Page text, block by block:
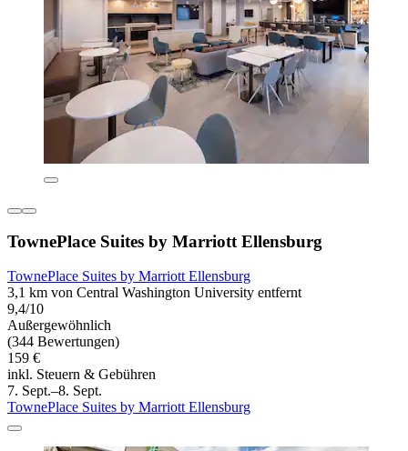
TownePlace Suites by Marriott Ellensburg
TownePlace Suites by Marriott Ellensburg
3,1 km von Central Washington University entfernt
9,4/10
Außergewöhnlich
(344 Bewertungen)
159 €
inkl. Steuern & Gebühren
7. Sept.–8. Sept.
TownePlace Suites by Marriott Ellensburg